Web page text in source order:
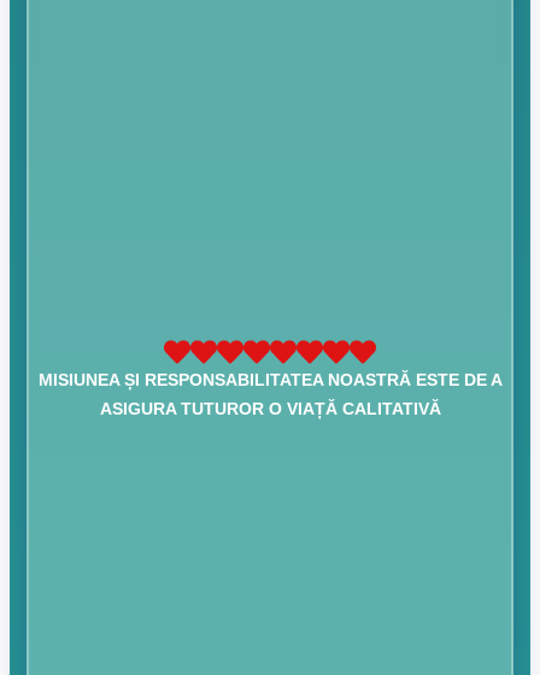
MISIUNEA ȘI RESPONSABILITATEA NOASTRĂ ESTE DE A
ASIGURA TUTUROR O VIAȚĂ CALITATIVĂ